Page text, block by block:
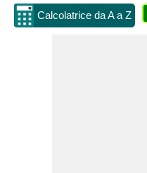
Calcolatrice da A a Z